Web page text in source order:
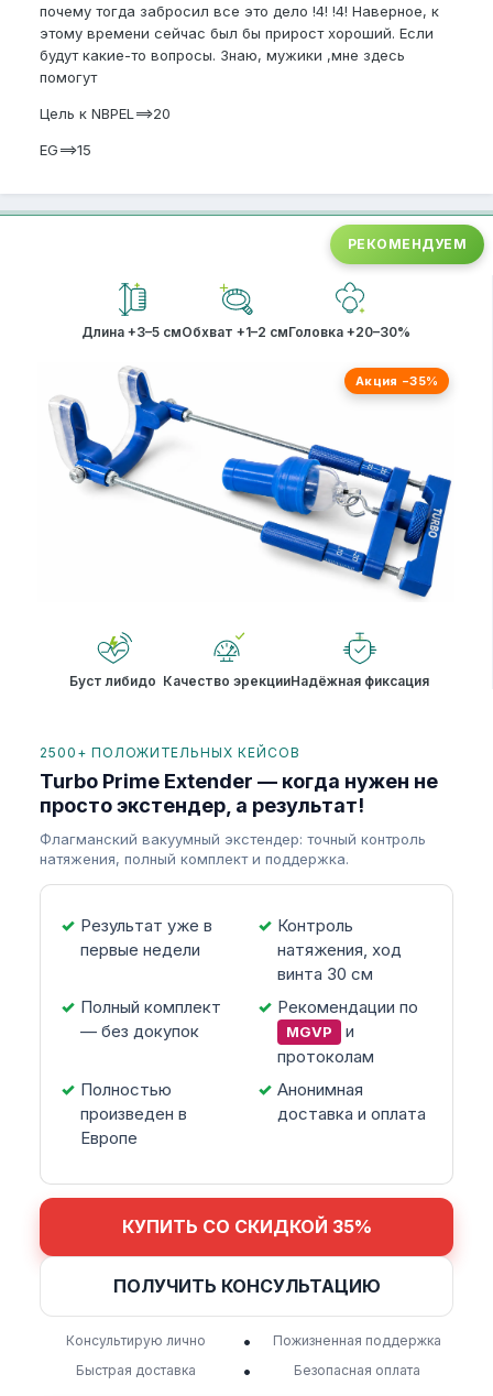
почему тогда забросил все это дело !4! !4! Наверное, к
этому времени сейчас был бы прирост хороший. Если
будут какие-то вопросы. Знаю, мужики ,мне здесь
помогут
Цель к NBPEL==>20
EG==>15
РЕКОМЕНДУЕМ
Длина +3–5 смОбхват +1–2 смГоловка +20–30%
Акция −35%
Буст либидо Качество эрекцииНадёжная фиксация
2500+ ПОЛОЖИТЕЛЬНЫХ КЕЙСОВ
Turbo Prime Extender — когда нужен не
просто экстендер, а результат!
Флагманский вакуумный экстендер: точный контроль
натяжения, полный комплект и поддержка.
Результат уже в
первые недели
Контроль
натяжения, ход
винта 30 см
Полный комплект
— без докупок
Рекомендации по
MGVP
и
протоколам
Полностью
произведен в
Европе
Анонимная
доставка и оплата
КУПИТЬ СО СКИДКОЙ 35%
ПОЛУЧИТЬ КОНСУЛЬТАЦИЮ
Консультирую лично •
Пожизненная поддержка
Быстрая доставка
• Безопасная оплата